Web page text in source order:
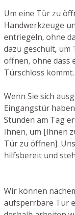
Um eine Tür zu
Handwerkzeuge
entriegeln, ohne
dazu geschult, um
öffnen, ohne dass
Türschloss kommt.
Wenn Sie sich
Eingangstür
Stunden am Tag
Ihnen, um [Ihnen
Tür zu öffnen].
hilfsbereit und
Wir können
aufsperrbare Tür